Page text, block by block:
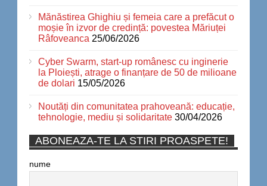
Mănăstirea Ghighiu și femeia care a prefăcut o
moșie în izvor de credință: povestea Măriuței
Râfoveanca 25/06/2026
Cyber Swarm, start-up românesc cu inginerie
la Ploiești, atrage o finanțare de 50 de milioane
de dolari 15/05/2026
Noutăți din comunitatea prahoveană: educație,
tehnologie, mediu și solidaritate 30/04/2026
ABONEAZA-TE LA STIRI PROASPETE!
nume